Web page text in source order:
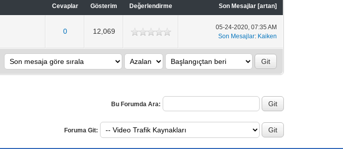
Cevaplar Gösterim Değerlendirme Son Mesajlar [artan]
0 12,069
05-24-2020, 07:35 AM
Son Mesajlar: Kaiken
Bu Forumda Ara:
Foruma Git: